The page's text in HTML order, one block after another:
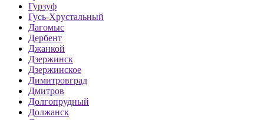
Гурзуф
Гусь-Хрустальный
Дагомыс
Дербент
Джанкой
Дзержинск
Дзержинское
Димитровград
Дмитров
Долгопрудный
Должанск